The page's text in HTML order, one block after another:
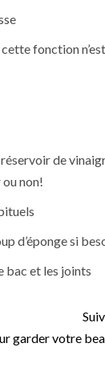
fonction n’est
de
non!
d’éponge si
bac et les joints
garder votre